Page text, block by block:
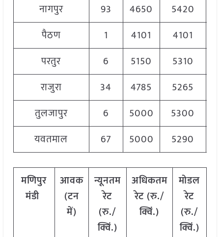
नागपुर
93 4650 5420
पैठण
1 4101 4101
परतुर
6 5150 5310
राजुरा
34 4785 5265
तुलजापुर
6 5000 5300
यवतमाल
67 5000 5290
मणिपुर
मंडी
आवक
(टन
में)
न्यूनतम
रेट
(रु./
क्विं.)
अधिकतम
रेट (रु./
क्विं.)
मोडल
रेट
(रु./
क्विं.)